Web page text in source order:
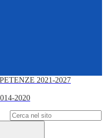
2021-2027
2020